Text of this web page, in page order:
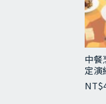
中餐
定演
三版)
NT$